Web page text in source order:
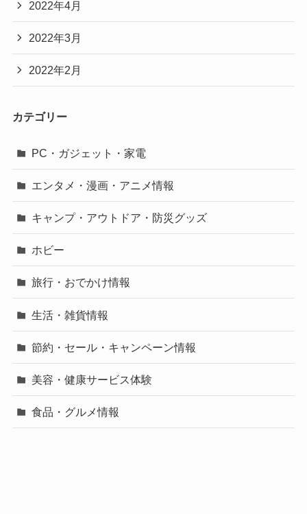
2022年4月
2022年3月
2022年2月
カテゴリー
PC・ガジェット・家電
エンタメ・漫画・アニメ情報
キャンプ・アウトドア・防災グッズ
ホビー
旅行・おでかけ情報
生活・雑貨情報
節約・セール・キャンペーン情報
美容・健康サービス体験
食品・グルメ情報